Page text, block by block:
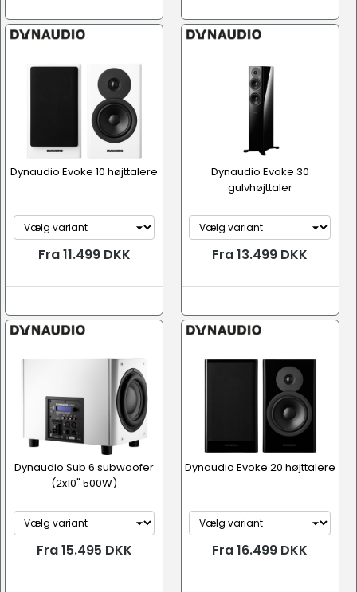
Dynaudio Evoke 10 højttalere
Fra 11.499 DKK
Dynaudio Evoke 30
gulvhøjttaler
Fra 13.499 DKK
Dynaudio Sub 6 subwoofer
(2x10" 500W)
Fra 15.495 DKK
Dynaudio Evoke 20 højttalere
Fra 16.499 DKK